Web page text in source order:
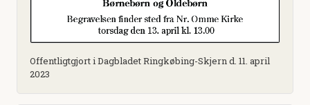
Offentligtgjort i Dagbladet Ringkøbing-Skjern d. 11. april
2023